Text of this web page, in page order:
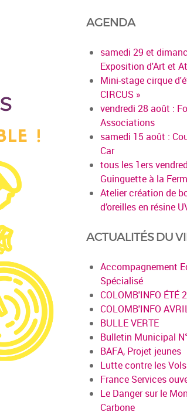
AGENDA
samedi 29 et
Exposition d'Art et
Mini-stage cirque
CIRCUS »
vendredi 28 août :
Associations
samedi 15 août :
Car
tous les 1ers
Guinguette à la
Atelier création de
d’oreilles en résine
ACTUALITÉS DU
Accompagnement
Spécialisé
COLOMB'INFO ÉTÉ
COLOMB'INFO
BULLE VERTE
Bulletin Municipal
BAFA, Projet jeunes
Lutte contre les
France Services
Le Danger sur le
Carbone